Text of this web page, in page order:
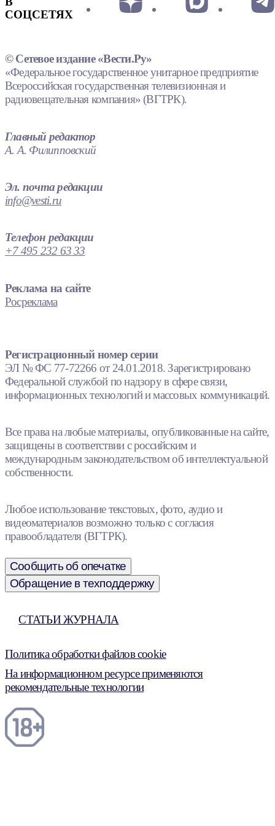
СОЦСЕТЯХ
© Сетевое издание «Вести.Ру»
«Федеральное государственное унитарное предприятие
Всероссийская государственная телевизионная и
радиовещательная компания» (ВГТРК).
Главный редактор
А. А. Филипповский
Эл. почта редакции
info@vesti.ru
Телефон редакции
+7 495 232 63 33
Реклама на сайте
Росреклама
Регистрационный номер серии
ЭЛ № ФС 77-72266 от 24.01.2018. Зарегистрировано
Федеральной службой по надзору в сфере связи,
информационных технологий и массовых коммуникаций.
Все права на любые материалы, опубликованные на сайте,
защищены в соответствии с российским и
международным законодательством об интеллектуальной
собственности.
Любое использование текстовых, фото, аудио и
видеоматериалов возможно только с согласия
правообладателя (ВГТРК).
Сообщить об опечатке
Обращение в техподдержку
СТАТЬИ ЖУРНАЛА
Политика обработки файлов cookie
На информационном ресурсе применяются
рекомендательные технологии